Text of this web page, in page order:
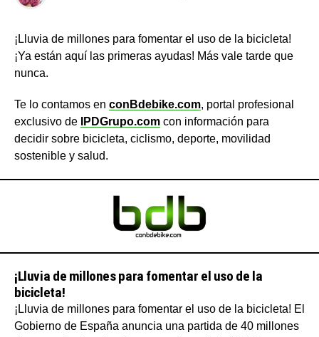
¡Lluvia de millones para fomentar el uso de la bicicleta!
¡Ya están aquí las primeras ayudas! Más vale tarde que
nunca.
Te lo contamos en conBdebike.com, portal profesional
exclusivo de
IPDGrupo.com con información para
decidir sobre bicicleta, ciclismo, deporte, movilidad
sostenible y salud.
¡Lluvia de millones para fomentar el uso de la
bicicleta!
¡Lluvia de millones para fomentar el uso de la bicicleta! El
Gobierno de España anuncia una partida de 40 millones